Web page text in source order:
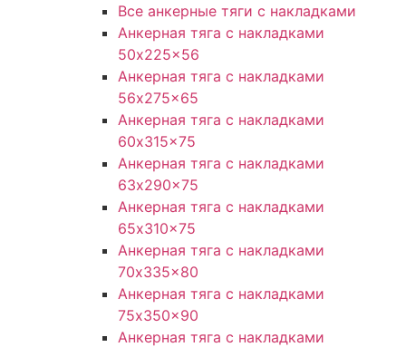
Все анкерные тяги с накладками
Анкерная тяга с накладками
50x225x56
Анкерная тяга с накладками
56x275x65
Анкерная тяга с накладками
60x315x75
Анкерная тяга с накладками
63x290x75
Анкерная тяга с накладками
65x310x75
Анкерная тяга с накладками
70x335x80
Анкерная тяга с накладками
75x350x90
Анкерная тяга с накладками